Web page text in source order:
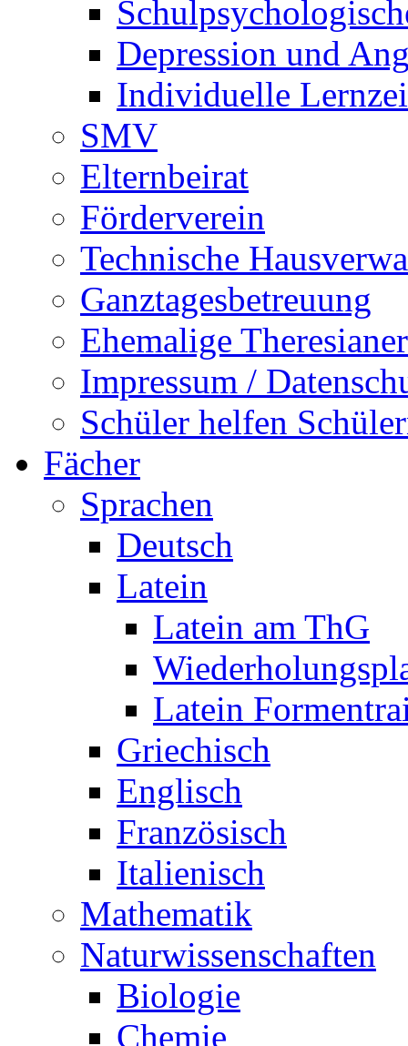
Depression und
Individuelle
SMV
Elternbeirat
Förderverein
Technische
Ganztagesbetreuung
Ehemalige Theresianer
Impressum /
Schüler helfen
Fächer
Sprachen
Deutsch
Latein
Latein am ThG
Latein
Griechisch
Englisch
Französisch
Italienisch
Mathematik
Naturwissenschaften
Biologie
Chemie